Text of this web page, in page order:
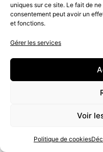
uniques sur ce site. Le fait de
consentement peut avoir un
et fonctions.
Gérer les services
Voir
Politique de cookies